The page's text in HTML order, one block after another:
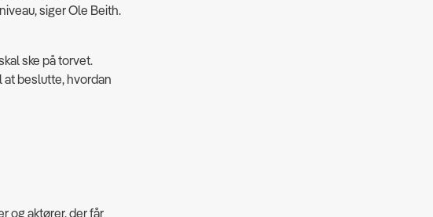
siger Ole Beith.
ske på torvet.
beslutte, hvordan
og aktører, der får